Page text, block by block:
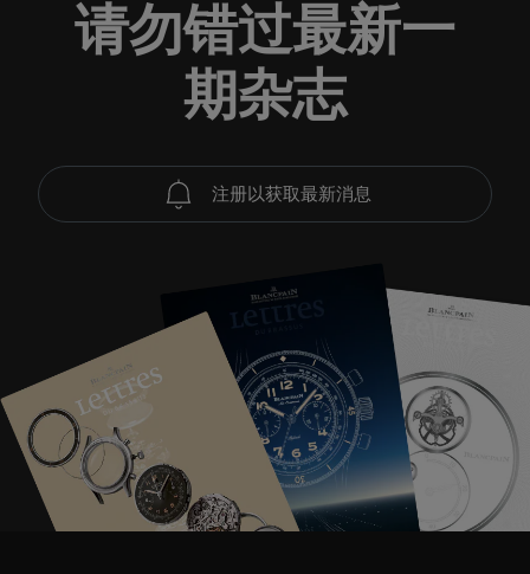
请勿错过最新一
期杂志
注册以获取最新消息